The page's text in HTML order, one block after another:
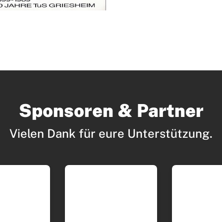
Sponsoren & Partner
Vielen Dank für eure Unterstützung.
Downloads
Alles zur Mitgliedschaft
Fragen & Antworten